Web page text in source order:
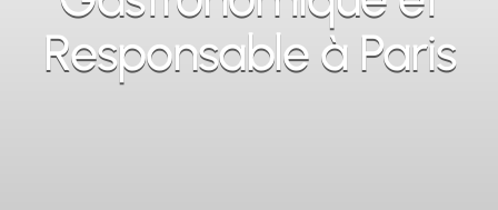
Responsable à Paris